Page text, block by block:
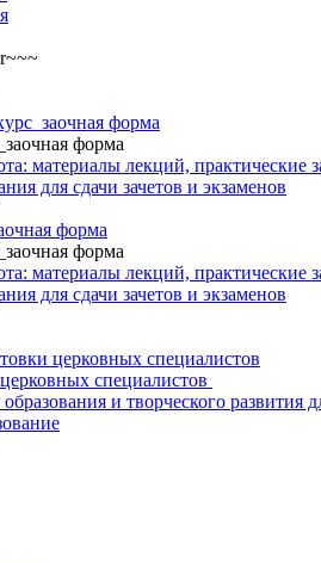
форма
форма
материалы лекций, практические
для сдачи зачетов и экзаменов
форма
форма
материалы лекций, практические
для сдачи зачетов и экзаменов
церковных специалистов
специалистов
и творческого